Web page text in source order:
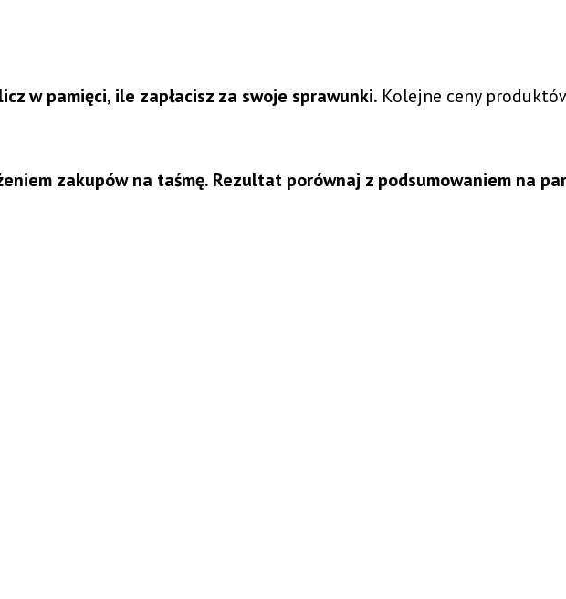
w pamięci, ile zapłacisz za swoje sprawunki. Kolejne ceny
zakupów na taśmę. Rezultat porównaj z podsumowaniem na